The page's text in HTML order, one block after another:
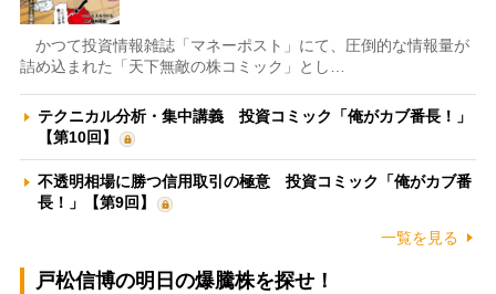
かつて投資情報雑誌「マネーポスト」にて、圧倒的な情報量が
詰め込まれた「天下無敵の株コミック」とし…
テクニカル分析・集中講義 投資コミック「俺がカブ番長！」
【第10回】
不透明相場に勝つ信用取引の極意 投資コミック「俺がカブ番
長！」【第9回】
一覧を見る
戸松信博の明日の爆騰株を探せ！